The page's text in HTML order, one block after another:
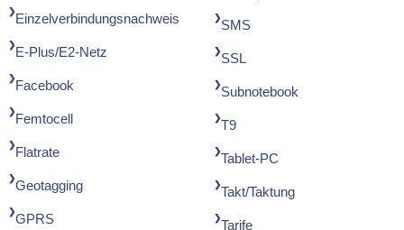
Einzelverbindungsnachweis
E-Plus/E2-Netz
Facebook
Femtocell
Flatrate
Geotagging
GPRS
SMS
SSL
Subnotebook
T9
Tablet-PC
Takt/Taktung
Tarife